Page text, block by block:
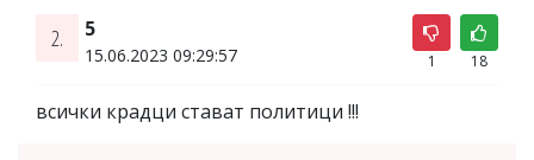
2. 5
15.06.2023 09:29:57 1 18
всички крадци стават политици !!!